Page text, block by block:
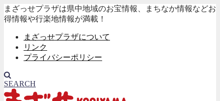
まざっせプラザは県中地域のお宝情報、まちなか情報などお
得情報や行楽地情報が満載！
まざっせプラザについて
リンク
プライバシーポリシー
SEARCH